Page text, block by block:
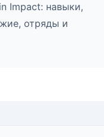
Impact: навыки,
отряды и